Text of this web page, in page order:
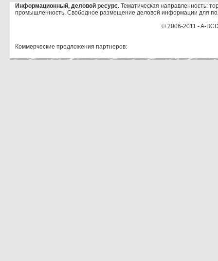
Информационный, деловой ресурс. Тематическая направленность:
промышленность. Свободное размещение деловой информации для
© 2006-2011 - A-
Коммерческие предложения партнеров: